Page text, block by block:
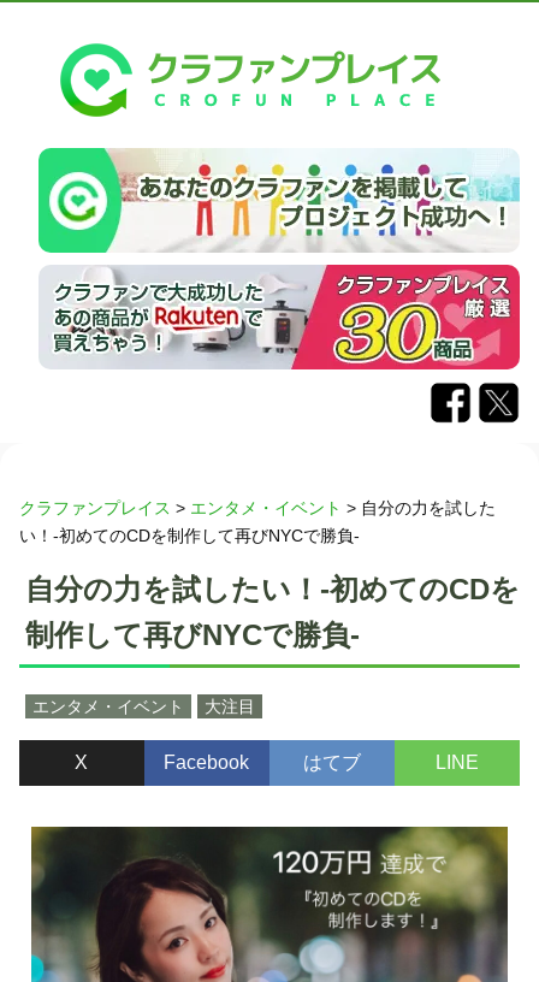
クラファンプレイス > エンタメ・イベント > 自分の力を試した
い！-初めてのCDを制作して再びNYCで勝負-
自分の力を試したい！-初めてのCDを
制作して再びNYCで勝負-
エンタメ・イベント 大注目
X Facebook はてブ LINE